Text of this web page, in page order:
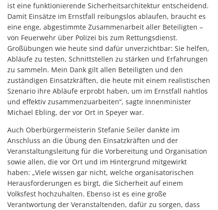
ist eine funktionierende Sicherheitsarchitektur entscheidend.
Damit Einsätze im Ernstfall reibungslos ablaufen, braucht es
eine enge, abgestimmte Zusammenarbeit aller Beteiligten –
von Feuerwehr über Polizei bis zum Rettungsdienst.
Großübungen wie heute sind dafür unverzichtbar: Sie helfen,
Abläufe zu testen, Schnittstellen zu stärken und Erfahrungen
zu sammeln. Mein Dank gilt allen Beteiligten und den
zuständigen Einsatzkräften, die heute mit einem realistischen
Szenario ihre Abläufe erprobt haben, um im Ernstfall nahtlos
und effektiv zusammenzuarbeiten“, sagte Innenminister
Michael Ebling, der vor Ort in Speyer war.
Auch Oberbürgermeisterin Stefanie Seiler dankte im
Anschluss an die Übung den Einsatzkräften und der
Veranstaltungsleitung für die Vorbereitung und Organisation
sowie allen, die vor Ort und im Hintergrund mitgewirkt
haben: „Viele wissen gar nicht, welche organisatorischen
Herausforderungen es birgt, die Sicherheit auf einem
Volksfest hochzuhalten. Ebenso ist es eine große
Verantwortung der Veranstaltenden, dafür zu sorgen, dass